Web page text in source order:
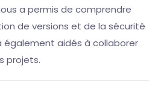
a permis de comprendre
de versions et de la sécurité
également aidés à collaborer
projets.